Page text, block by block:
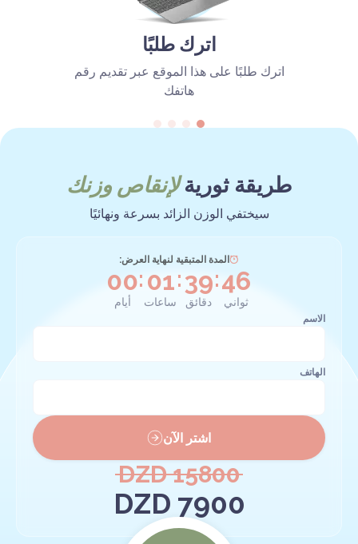
اترك طلبًا
اترك طلبًا على هذا الموقع عبر تقديم رقم
هاتفك
طريقة ثوريةلإنقاص وزنك
سيختفي الوزن الزائد بسرعة ونهائيًا
المدة المتبقية لنهاية العرض:
00
أيام
: 01
ساعات
:39
دقائق
:46
ثواني
الاسم
الهاتف
اشتر الآن
7900 DZD
15800 DZD